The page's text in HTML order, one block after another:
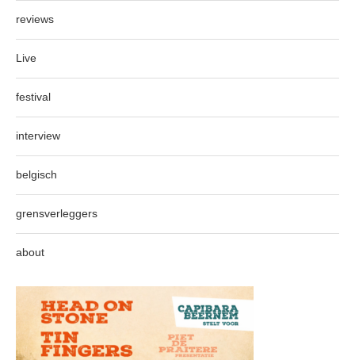
reviews
Live
festival
interview
belgisch
grensverleggers
about